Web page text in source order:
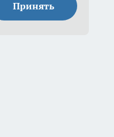
Принять